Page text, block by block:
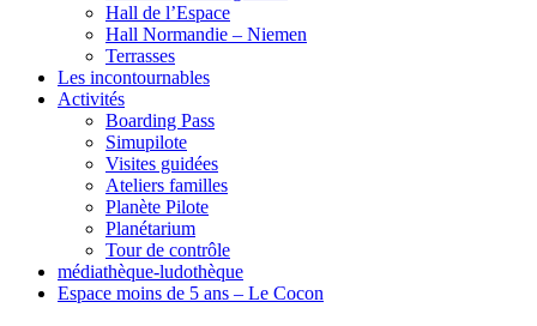
Hall de l’Espace
Hall Normandie – Niemen
Terrasses
Les incontournables
Activités
Boarding Pass
Simupilote
Visites guidées
Ateliers familles
Planète Pilote
Planétarium
Tour de contrôle
médiathèque-ludothèque
Espace moins de 5 ans – Le Cocon